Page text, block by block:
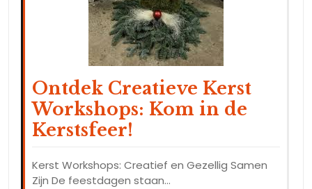
Ontdek Creatieve Kerst
Workshops: Kom in de
Kerstsfeer!
Kerst Workshops: Creatief en Gezellig Samen
Zijn De feestdagen staan…